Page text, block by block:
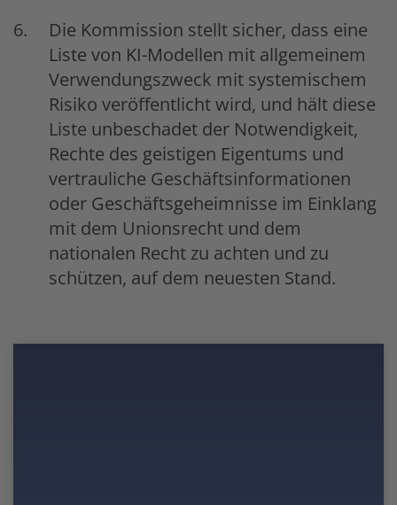
Die Kommission stellt sicher, dass eine
Liste von KI-Modellen mit allgemeinem
Verwendungszweck mit systemischem
Risiko veröffentlicht wird, und hält diese
Liste unbeschadet der Notwendigkeit,
Rechte des geistigen Eigentums und
vertrauliche Geschäftsinformationen
oder Geschäftsgeheimnisse im Einklang
mit dem Unionsrecht und dem
nationalen Recht zu achten und zu
schützen, auf dem neuesten Stand.